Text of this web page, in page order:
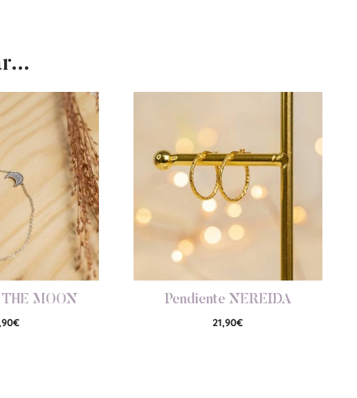
MOON
€
Pendiente NEREIDA
21,90€